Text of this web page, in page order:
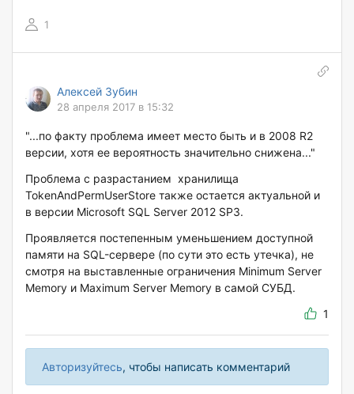
1
Алексей Зубин
28 апреля 2017 в 15:32
"...по факту проблема имеет место быть и в 2008 R2
версии, хотя ее вероятность значительно снижена..."
Проблема с разрастанием хранилища
TokenAndPermUserStore также остается актуальной и
в версии Microsoft SQL Server 2012 SP3.
Проявляется постепенным уменьшением доступной
памяти на SQL-сервере (по сути это есть утечка), не
смотря на выставленные ограничения Minimum Server
Memory и Maximum Server Memory в самой СУБД.
1
Авторизуйтесь, чтобы написать комментарий